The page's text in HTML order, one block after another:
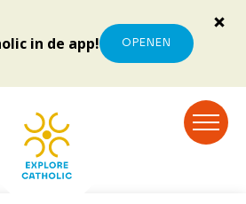
in de app! OPENEN